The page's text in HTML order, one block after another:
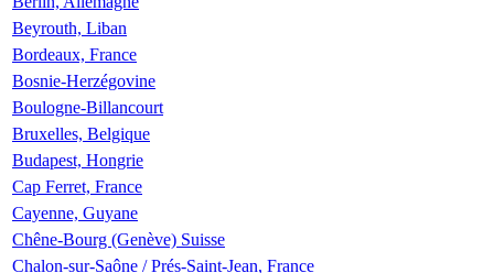
Beyrouth, Liban
Bordeaux, France
Bosnie-Herzégovine
Boulogne-Billancourt
Bruxelles, Belgique
Budapest, Hongrie
Cap Ferret, France
Cayenne, Guyane
Chêne-Bourg (Genève) Suisse
Chalon-sur-Saône / Prés-Saint-Jean, France